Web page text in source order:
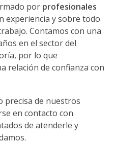
por profesionales
experiencia y sobre todo
Contamos con una
en el sector del
por lo que
relación de confianza con
precisa de nuestros
en contacto con
de atenderle y